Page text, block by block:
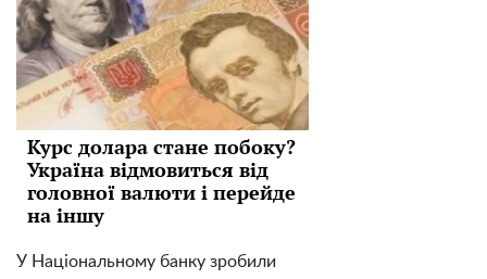
Курс долара стане побоку?
Україна відмовиться від
головної валюти і перейде
на іншу
У Національному банку зробили